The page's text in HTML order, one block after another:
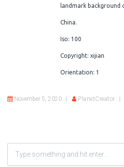
landmark background
China.
Iso: 100
Copyright: xijian
Orientation: 1
November 5, 2020 PlanetCreator